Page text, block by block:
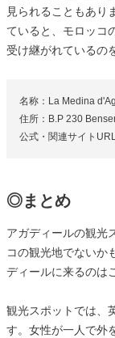
見られることもあり
ていると、モロッコ
受け継がれているの
名称：La Medina
住所：B.P 230
公式・関連サイト
◎まとめ
アガディールの観光
コの観光地でないか
ディールに来るのは
観光スポットでは、
す。女性が一人で外